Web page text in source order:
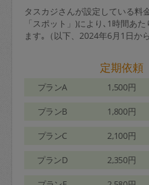
タスカジさんが設定している料
「スポット」)により､1時間あ
ます｡（以下、2024年6月1日か
定期依頼
プランA 1,500円
プランB 1,800円
プランC 2,100円
プランD 2,350円